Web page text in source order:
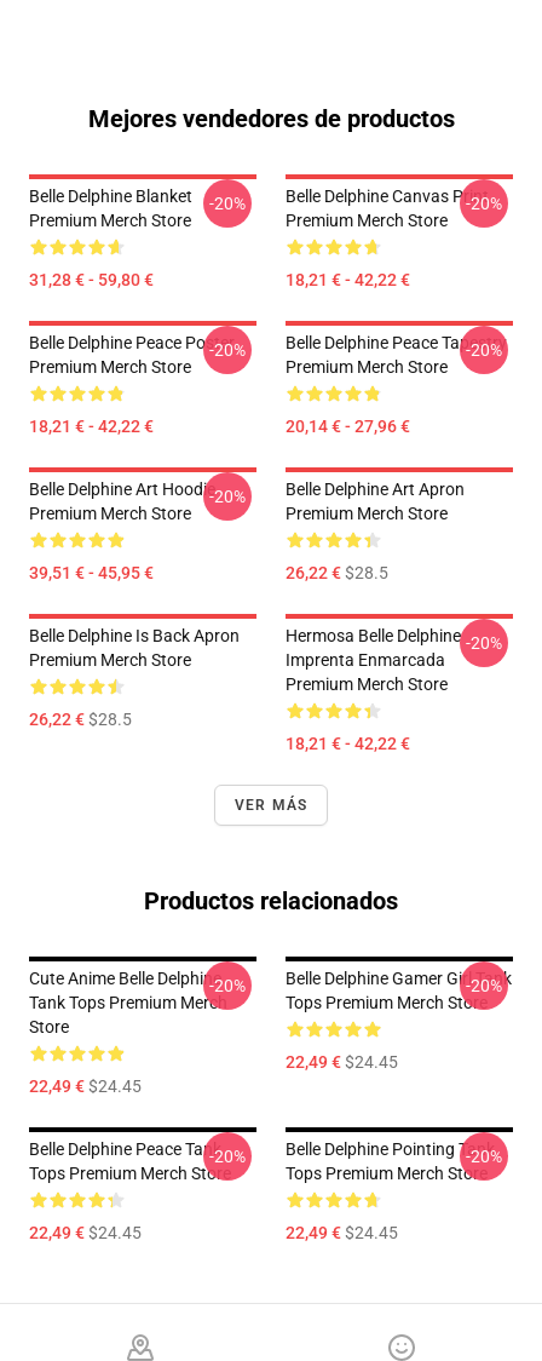
Mejores vendedores de productos
Belle Delphine Blanket
Premium Merch Store
31,28 € - 59,80 €
-20%
Belle Delphine Canvas Print
Premium Merch Store
18,21 € - 42,22 €
-20%
Belle Delphine Peace Poster
Premium Merch Store
18,21 € - 42,22 €
-20%
Belle Delphine Peace Tapestry
Premium Merch Store
20,14 € - 27,96 €
-20%
Belle Delphine Art Hoodie
Premium Merch Store
39,51 € - 45,95 €
-20%
Belle Delphine Art Apron
Premium Merch Store
26,22 €$28.5
Belle Delphine Is Back Apron
Premium Merch Store
26,22 €$28.5
Hermosa Belle Delphine
Imprenta Enmarcada
Premium Merch Store
18,21 € - 42,22 €
-20%
VER MÁS
Productos relacionados
Cute Anime Belle Delphine
Tank Tops Premium Merch
Store
22,49 €$24.45
-20%
Belle Delphine Gamer Girl Tank
Tops Premium Merch Store
22,49 €$24.45
-20%
Belle Delphine Peace Tank
Tops Premium Merch Store
22,49 €$24.45
-20%
Belle Delphine Pointing Tank
Tops Premium Merch Store
22,49 €$24.45
-20%